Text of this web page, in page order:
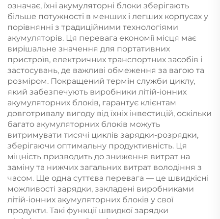
означає, їхні акумуляторні блоки зберігають
більше потужності в менших і легших корпусах у
порівнянні з традиційними технологіями
акумуляторів. Ця перевага економії місця має
вирішальне значення для портативних
пристроїв, електричних транспортних засобів і
застосувань, де важливі обмеження за вагою та
розміром. Покращений термін служби циклу,
який забезпечують виробники літій-іонних
акумуляторних блоків, гарантує клієнтам
довготривалу вигоду від їхніх інвестицій, оскільки
багато акумуляторних блоків можуть
витримувати тисячі циклів зарядки-розрядки,
зберігаючи оптимальну продуктивність. Ця
міцність призводить до зниження витрат на
заміну та нижчих загальних витрат володіння з
часом. Ще одна суттєва перевага — це швидкісні
можливості зарядки, закладені виробниками
літій-іонних акумуляторних блоків у свої
продукти. Такі функції швидкої зарядки